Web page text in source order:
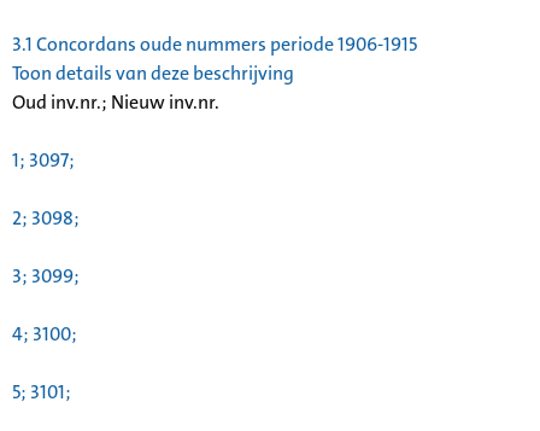
3.1Concordans oude nummers periode 1906-1915
Toon details van deze beschrijving
Oud inv.nr.; Nieuw inv.nr.
1; 3097;
2; 3098;
3; 3099;
4; 3100;
5; 3101;